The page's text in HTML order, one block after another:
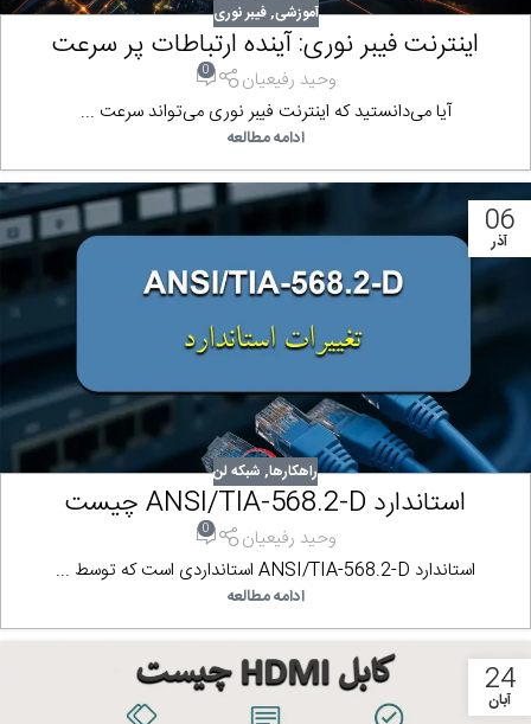
آموزشی,فیبر نوری
اینترنت فیبر نوری: آینده ارتباطات پر سرعت
وحید رفیعیان 0
آیا می‌دانستید که اینترنت فیبر نوری می‌تواند سرعت ...
ادامه مطالعه
06
آذر
راهکارها, شبکه لن
استاندارد ANSI/TIA-568.2-D چیست
وحید رفیعیان 0
استاندارد ANSI/TIA-568.2-D استانداردی است که توسط ...
ادامه مطالعه
24
آبان